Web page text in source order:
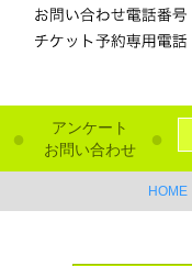
●
アンケート
お問い合わせ
●
HOME